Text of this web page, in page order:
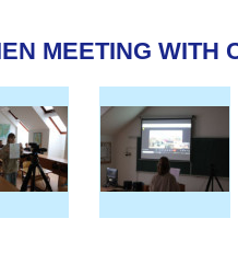
MEETING WITH